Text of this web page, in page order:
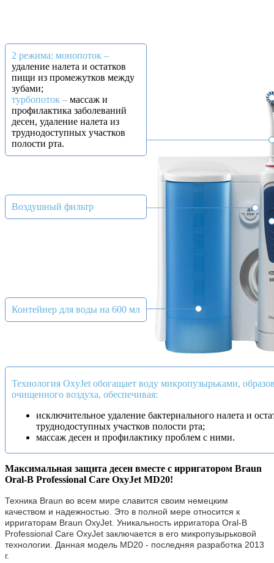
Технология OxyJet обогащает воду микропузырьками,
очищенного воздуха, обеспечивая:
исключительное удаление бактериального налета и
труднодоступных участков полости рта;
массаж десен и профилактику проблем с ними.
Воздушный фильтр
Контейнер для воды на 600 мл
2 режима: монопоток –
удаление налета и остатков
пищи из промежутков между
зубами;
турбопоток – массаж и
профилактика заболеваний
десен, удаление налета из
труднодоступных участков
полости рта.
Максимальная защита десен вместе с ирригатором Braun
Oral-B Professional Care OxyJet MD20!
Техника Braun во всем мире славится своим немецким
качеством и надежностью. Это в полной мере относится к
ирригаторам Braun OxyJet. Уникальность ирригатора Oral-B
Professional Care OxyJet заключается в его микропузырьковой
технологии. Данная модель MD20 - последняя разработка 2013
г.